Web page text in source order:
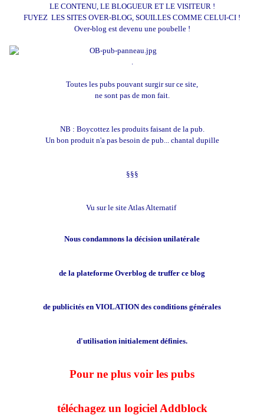
LE CONTENU, LE BLOGUEUR ET LE VISITEUR !
FUYEZ LES SITES OVER-BLOG, SOUILLES COMME CELUI-CI !
Over-blog est devenu une poubelle !
.
Toutes les pubs pouvant surgir sur ce site,
ne sont pas de mon fait.
NB : Boycottez les produits faisant de la pub.
Un bon produit n'a pas besoin de pub... chantal dupille
§§§
Vu sur le site Atlas Alternatif
Nous condamnons la décision unilatérale
de la plateforme Overblog de truffer ce blog
de publicités en VIOLATION des conditions générales
d'utilisation initialement définies.
Pour ne plus voir les pubs
téléchagez un logiciel Addblock